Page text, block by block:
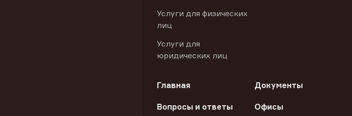
Услуги для физических
лиц
Услуги для
юридических лиц
Главная Документы
Вопросы и ответы Офисы